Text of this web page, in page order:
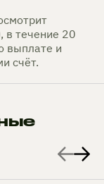
в течение 20
выплате и
счёт.